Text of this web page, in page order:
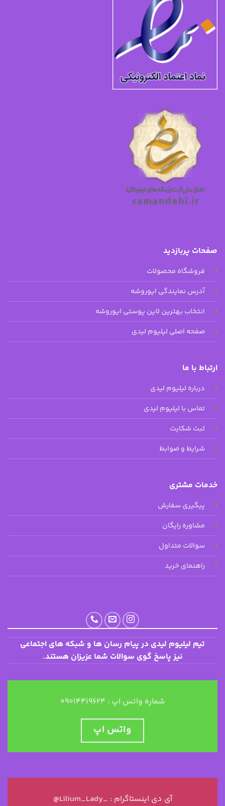
ارتباط با ما
درباره لیلیوم لیدی
تماس با لیلیوم لیدی
ثبت شکایت
شرایط و ضوابط
خدمات مشتری
پیگیری سفارش
مشاوره رایگان
سوالات متداول
راهنمای خرید
صفحات پربازدید
فروشگاه محصولات
آدرس نمایندگی ایوروشه
انتخاب بهترین لاین پوستی ایوروشه
صفحه اصلی لیلیوم لیدی
تیم لیلیوم لیدی در پیام رسان ها و شبکه های اجتماعی
نیز پاسخ گوی سوالات شما عزیزان هستند.
شماره واتس اپ : ۰۹۰۱۴۴۱۹۶۲۴
واتس اپ
@Lilium_Lady_ : آی دی اینستاگرام